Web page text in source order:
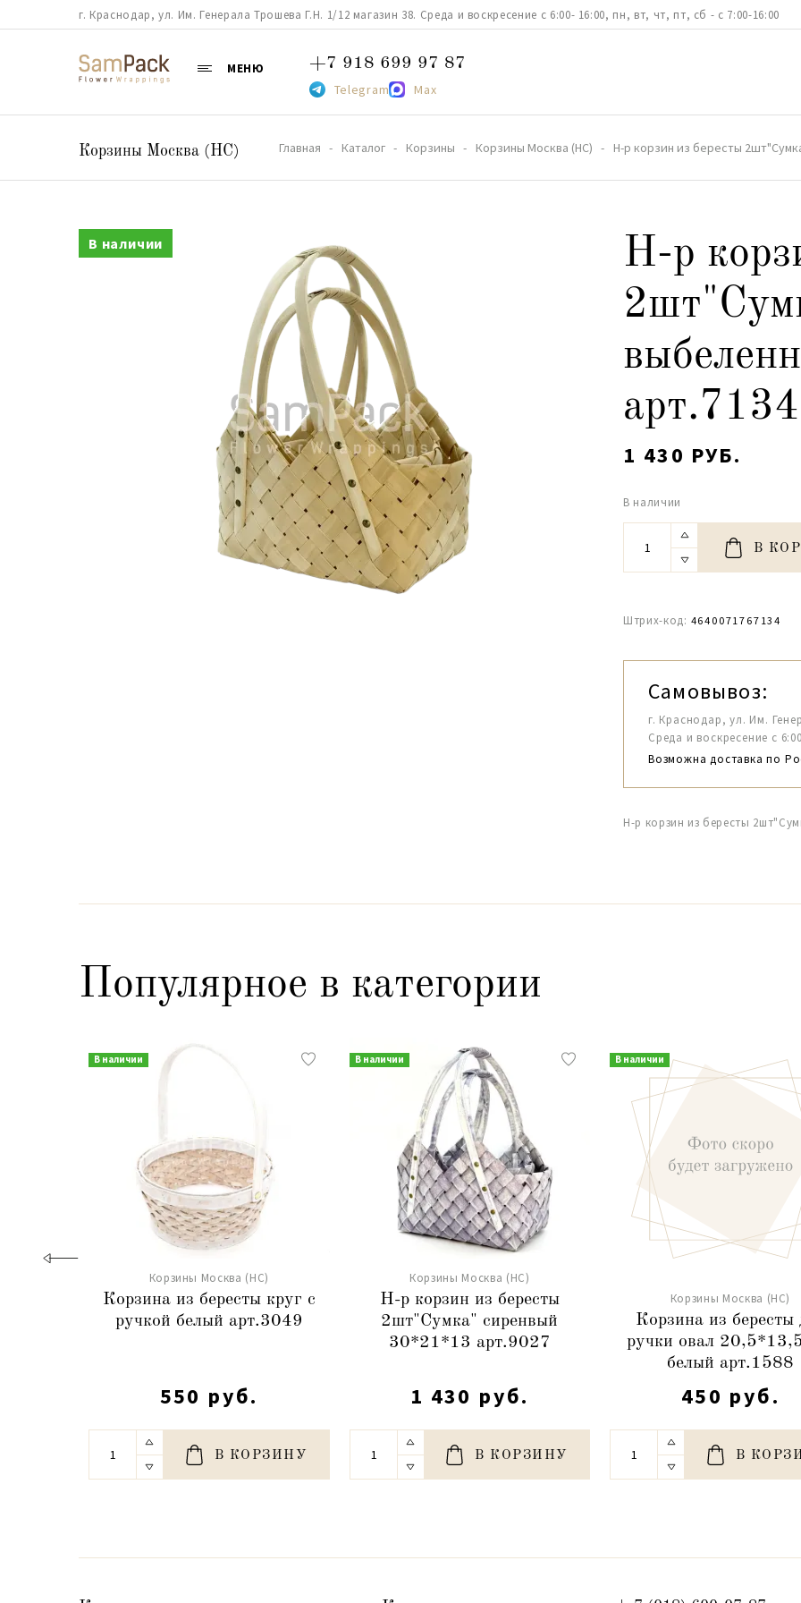
г. Краснодар, ул. Им. Генерала Трошева Г.Н. 1/12 магазин 38. Среда и воскресение с 6:00- 16:00, пн, вт, чт, пт, сб - с 7:00-16:00
МЕНЮ +7 918 699 97 87
Telegram Max
Корзины Москва (НС) Главная Каталог Корзины Корзины Москва (НС) Н-р корзин из бересты
В наличии
Н-р
арт.7134
1 430 РУБ.
В наличии
В
Штрих-код: 4640071767134
Самовывоз:
г. Краснодар, ул. Им.
Среда и воскресение с
Возможна доставка по
Н-р корзин из бересты
Популярное в категории
В наличии
Корзины Москва (НС)
Корзина из бересты круг с
ручкой белый арт.3049
550 руб.
В КОРЗИНУ
В наличии
Корзины Москва (НС)
Н-р корзин из бересты
2шт"Сумка" сиренвый
30*21*13 арт.9027
1 430 руб.
В КОРЗИНУ
В наличии
Корзины Москва (НС)
Корзина из бересты
ручки овал
белый арт.1588
450 руб.
В